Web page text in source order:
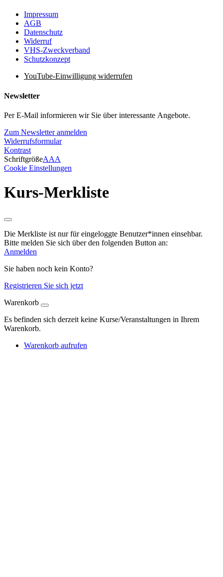
Impressum
AGB
Datenschutz
Widerruf
VHS-Zweckverband
Schutzkonzept
YouTube-Einwilligung widerrufen
Newsletter
Per E-Mail informieren wir Sie über interessante Angebote.
Zum Newsletter anmelden
Widerrufsformular
Kontrast
SchriftgrößeAAA
Cookie Einstellungen
Kurs-Merkliste
Die Merkliste ist nur für eingeloggte Benutzer*innen einsehbar.
Bitte melden Sie sich über den folgenden Button an:
Anmelden
Sie haben noch kein Konto?
Registrieren Sie sich jetzt
Warenkorb
Es befinden sich derzeit keine Kurse/Veranstaltungen in Ihrem
Warenkorb.
Warenkorb aufrufen